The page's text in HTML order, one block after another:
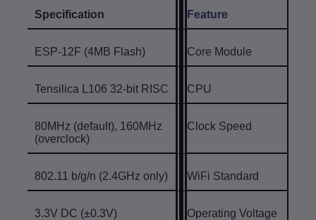
Feature
Specification
Core Module
ESP-12F (4MB Flash)
Tensilica L106 32-bit RISC
Clock Speed
80MHz (default), 160MHz
(overclock)
WiFi Standard
802.11 b/g/n (2.4GHz only)
Operating Voltage
3.3V DC (±0.3V)